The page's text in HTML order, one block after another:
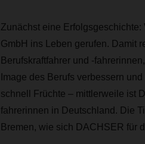
Zunächst eine
GmbH ins Leben gerufen. Damit
Berufskraftfahrer und -
Image des Berufs verbessern
schnell Früchte – mittlerweile ist
fahrerinnen in Deutschland. Die
Bremen, wie sich DACHSER für